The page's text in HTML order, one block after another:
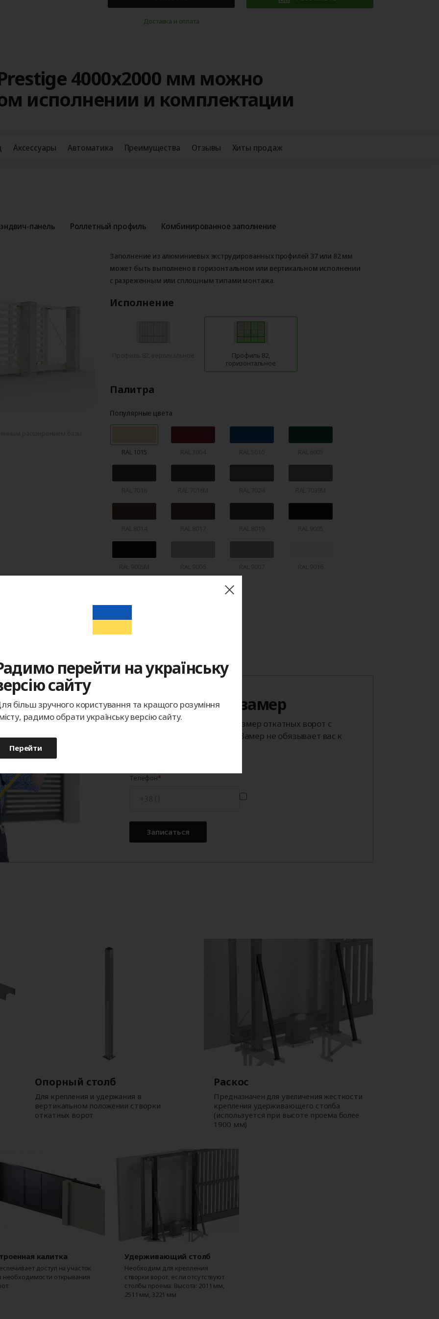
Доставка и оплата
Prestige 4000x2000 мм можно
исполнении и комплектации
Аксессуары Автоматика Преимущества Отзывы Хиты продаж
панель Роллетный профиль Комбинированное заполнение
Заполнение из алюминиевых экструдированных профилей 37 или 82 мм
может быть выполнено в горизонтальном или вертикальном исполнении
с разреженным или сплошным типами монтажа.
Исполнение
Профиль 82,
горизонтальное
Палитра
Популярные цвета
RAL 1015
ADS 703
Записаться на замер
Определим подходящий размер откатных ворот с
точностью до миллиметра. Замер не обязывает вас к
Телефон
Записаться
Опорный столб
Для крепления и удержания в
вертикальном положении створки
откатных ворот
Раскос
Предназначен для увеличения жесткости
крепления удерживающего столба
(используется при высоте проема более
1900 мм)
калитка
доступ на участок
необходимости открывания
Удерживающий столб
Необходим для крепления
створки ворот, если отсутствуют
столбы проема. Высота: 2011 мм,
2511 мм, 3221 мм
перейти на українську
сайту
більш зручного користування та кращого розуміння
радимо обрати українську версію сайту.
Перейти